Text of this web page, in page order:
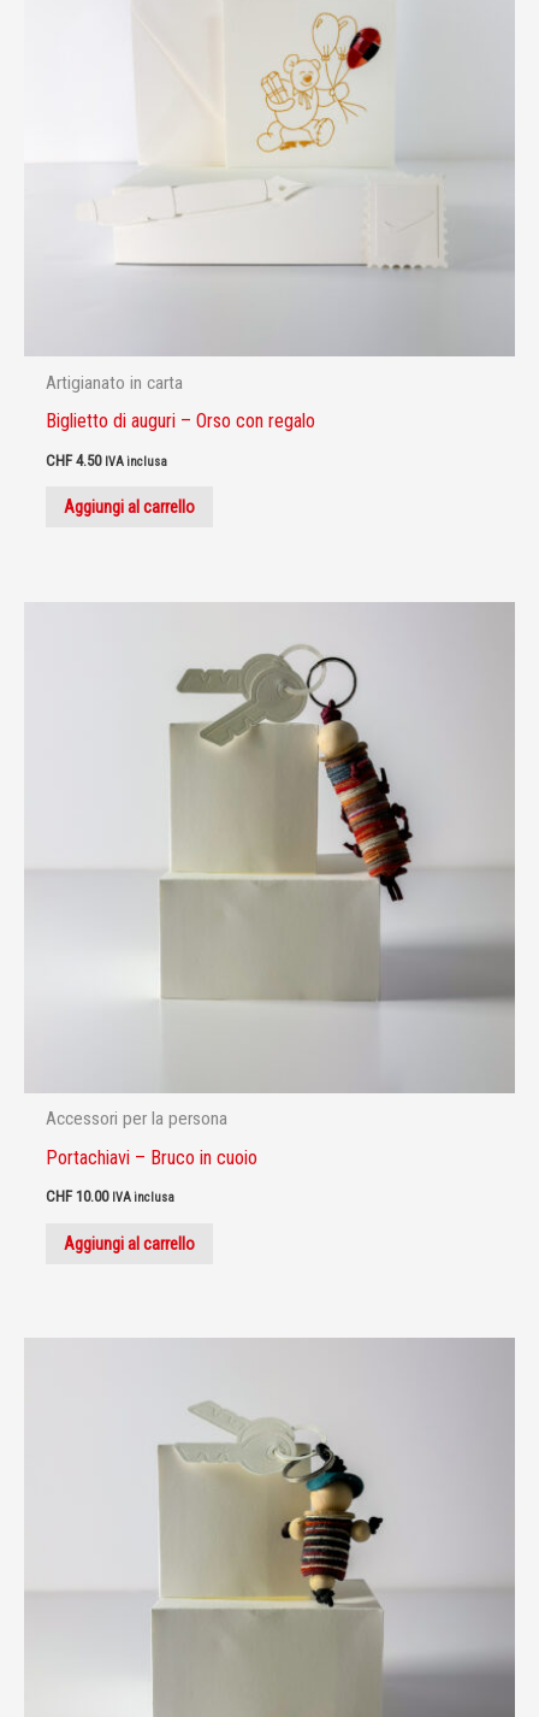
Artigianato in carta
Biglietto di auguri – Orso con regalo
CHF4.50 IVA inclusa
Aggiungi al carrello
Accessori per la persona
Portachiavi – Bruco in cuoio
CHF10.00 IVA inclusa
Aggiungi al carrello